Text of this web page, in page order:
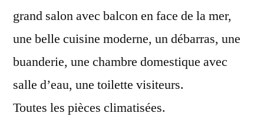
grand salon avec balcon en face de la mer,
une belle cuisine moderne, un débarras, une
buanderie, une chambre domestique avec
salle d’eau, une toilette visiteurs.
Toutes les pièces climatisées.